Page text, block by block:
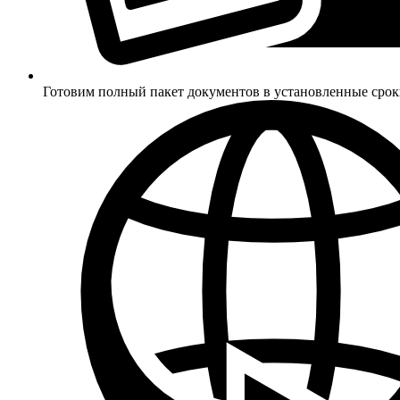
Готовим полный пакет документов в установленные